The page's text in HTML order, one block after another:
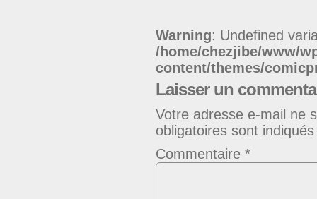
Warning: Undefined
/home/chezjibe/www/
content/themes/
Laisser un
Votre adresse e-mail ne
obligatoires sont
Commentaire *